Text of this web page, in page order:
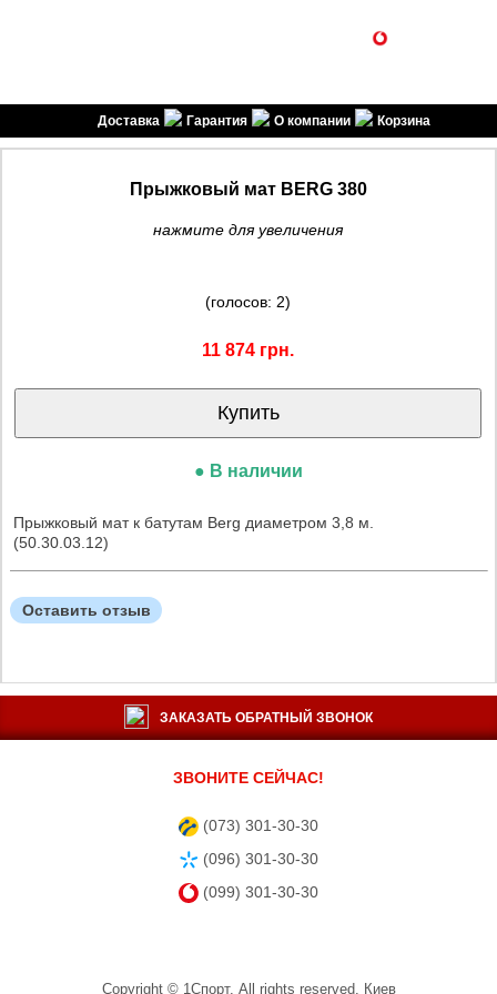
Доставка Гарантия О компании Корзина
Прыжковый мат BERG 380
нажмите для увеличения
(голосов: 2)
11 874 грн.
Купить
● В наличии
Прыжковый мат к батутам Berg диаметром 3,8 м.
(50.30.03.12)
Оставить отзыв
ЗАКАЗАТЬ ОБРАТНЫЙ ЗВОНОК
ЗВОНИТЕ СЕЙЧАС!
(073) 301-30-30
(096) 301-30-30
(099) 301-30-30
Copyright © 1Спорт. All rights reserved. Киев